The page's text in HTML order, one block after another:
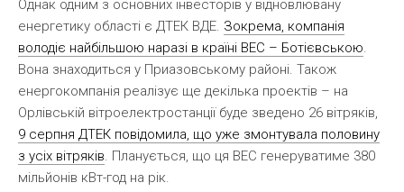
Однак одним з основних інвесторів у відновлювану
енергетику області є ДТЕК ВДЕ. Зокрема, компанія
володіє найбільшою наразі в країні ВЕС – Ботієвською.
Вона знаходиться у Приазовському районі. Також
енергокомпанія реалізує ще декілька проектів – на
Орлівській вітроелектростанції буде зведено 26 вітряків,
9 серпня ДТЕК повідомила, що уже змонтувала половину
з усіх вітряків. Планується, що ця ВЕС генеруватиме 380
мільйонів кВт-год на рік.